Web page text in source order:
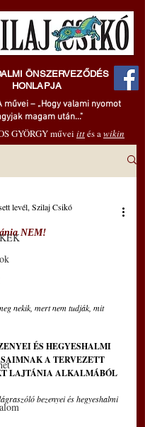
ÖNSZERVEZŐDÉS
HONLAPJA
művei – „Hogy valami nyomot
magam után..."
GYÖRGY művei ittés awikin
NEM!
levél, Szilaj Csikó
nekik, mert nem tudják, mit
ÉS HEGYESHALMI
A TERVEZETT
LAJTÁNIA ALKALMÁBÓL
bezenyei és hegyeshalmi